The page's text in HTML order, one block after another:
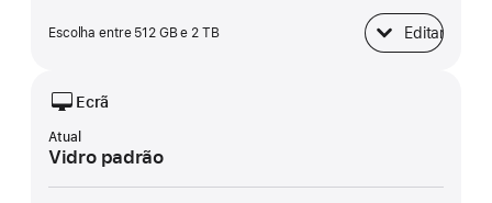
Escolha entre 512 GB e 2 TB Editar
Armazenamento
Ecrã
Atual
Vidro padrão